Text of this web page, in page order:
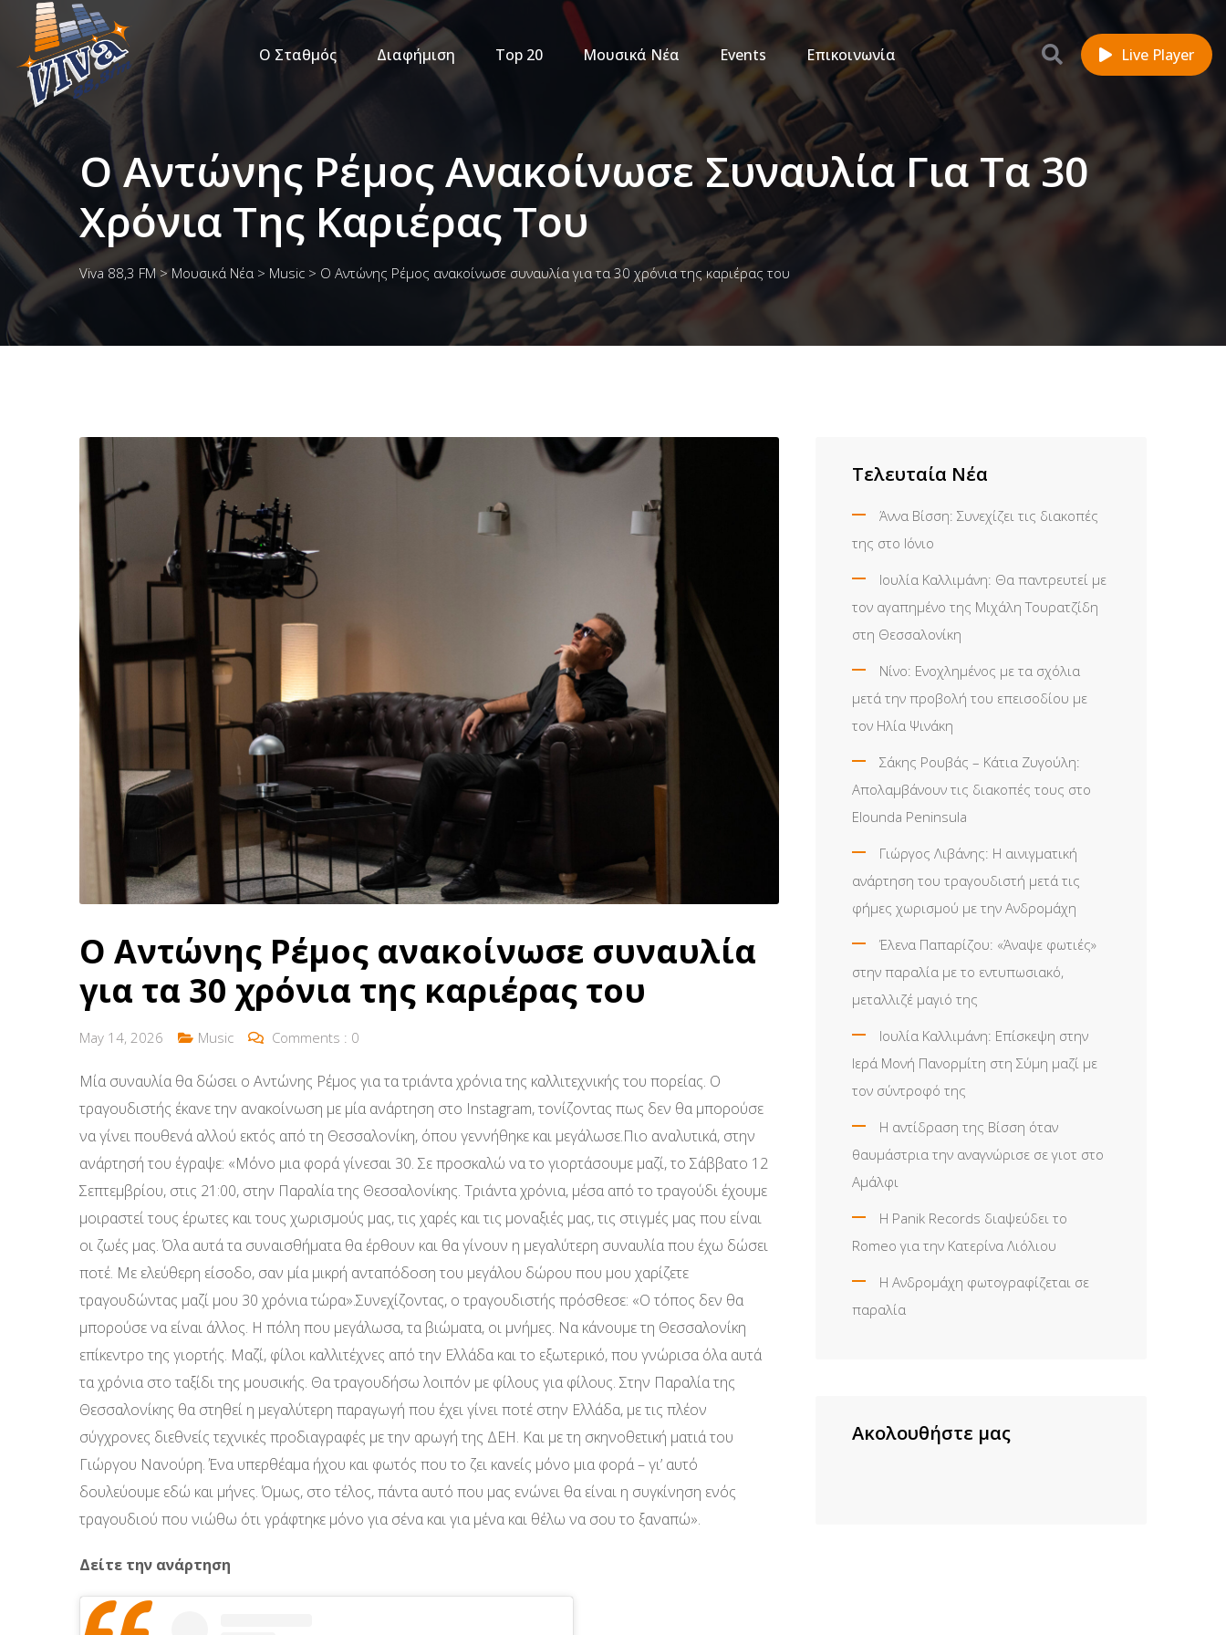
Ο Σταθμός Διαφήμιση Top 20 Μουσικά Νέα Events Επικοινωνία Live Player
Ο Αντώνης Ρέμος Ανακοίνωσε Συναυλία Για Τα 30
Χρόνια Της Καριέρας Του
Viva 88,3 FM> Μουσικά Νέα > Music > Ο Αντώνης Ρέμος ανακοίνωσε συναυλία για τα 30 χρόνια της καριέρας του
Ο Αντώνης Ρέμος ανακοίνωσε συναυλία
για τα 30 χρόνια της καριέρας του
May 14, 2026 Music Comments : 0
Μία συναυλία θα δώσει ο Αντώνης Ρέμος για τα τριάντα χρόνια της καλλιτεχνικής του πορείας. Ο
τραγουδιστής έκανε την ανακοίνωση με μία ανάρτηση στο Instagram, τονίζοντας πως δεν θα μπορούσε
να γίνει πουθενά αλλού εκτός από τη Θεσσαλονίκη, όπου γεννήθηκε και μεγάλωσε.Πιο αναλυτικά, στην
ανάρτησή του έγραψε: «Μόνο μια φορά γίνεσαι 30. Σε προσκαλώ να το γιορτάσουμε μαζί, το Σάββατο 12
Σεπτεμβρίου, στις 21:00, στην Παραλία της Θεσσαλονίκης. Τριάντα χρόνια, μέσα από το τραγούδι έχουμε
μοιραστεί τους έρωτες και τους χωρισμούς μας, τις χαρές και τις μοναξιές μας, τις στιγμές μας που είναι
οι ζωές μας. Όλα αυτά τα συναισθήματα θα έρθουν και θα γίνουν η μεγαλύτερη συναυλία που έχω δώσει
ποτέ. Με ελεύθερη είσοδο, σαν μία μικρή ανταπόδοση του μεγάλου δώρου που μου χαρίζετε
τραγουδώντας μαζί μου 30 χρόνια τώρα».Συνεχίζοντας, ο τραγουδιστής πρόσθεσε: «Ο τόπος δεν θα
μπορούσε να είναι άλλος. Η πόλη που μεγάλωσα, τα βιώματα, οι μνήμες. Να κάνουμε τη Θεσσαλονίκη
επίκεντρο της γιορτής. Μαζί, φίλοι καλλιτέχνες από την Ελλάδα και το εξωτερικό, που γνώρισα όλα αυτά
τα χρόνια στο ταξίδι της μουσικής. Θα τραγουδήσω λοιπόν με φίλους για φίλους. Στην Παραλία της
Θεσσαλονίκης θα στηθεί η μεγαλύτερη παραγωγή που έχει γίνει ποτέ στην Ελλάδα, με τις πλέον
σύγχρονες διεθνείς τεχνικές προδιαγραφές με την αρωγή της ΔΕΗ. Και με τη σκηνοθετική ματιά του
Γιώργου Νανούρη. Ένα υπερθέαμα ήχου και φωτός που το ζει κανείς μόνο μια φορά – γι’ αυτό
δουλεύουμε εδώ και μήνες. Όμως, στο τέλος, πάντα αυτό που μας ενώνει θα είναι η συγκίνηση ενός
τραγουδιού που νιώθω ότι γράφτηκε μόνο για σένα και για μένα και θέλω να σου το ξαναπώ».
Δείτε την ανάρτηση
Τελευταία Νέα
Άννα Βίσση: Συνεχίζει τις διακοπές
της στο Ιόνιο
Ιουλία Καλλιμάνη: Θα παντρευτεί με
τον αγαπημένο της Μιχάλη Τουρατζίδη
στη Θεσσαλονίκη
Νίνο: Ενοχλημένος με τα σχόλια
μετά την προβολή του επεισοδίου με
τον Ηλία Ψινάκη
Σάκης Ρουβάς – Κάτια Ζυγούλη:
Απολαμβάνουν τις διακοπές τους στο
Elounda Peninsula
Γιώργος Λιβάνης: Η αινιγματική
ανάρτηση του τραγουδιστή μετά τις
φήμες χωρισμού με την Ανδρομάχη
Έλενα Παπαρίζου: «Άναψε φωτιές»
στην παραλία με το εντυπωσιακό,
μεταλλιζέ μαγιό της
Ιουλία Καλλιμάνη: Επίσκεψη στην
Ιερά Μονή Πανορμίτη στη Σύμη μαζί με
τον σύντροφό της
Η αντίδραση της Βίσση όταν
θαυμάστρια την αναγνώρισε σε γιοτ στο
Αμάλφι
Η Panik Records διαψεύδει το
Romeo για την Κατερίνα Λιόλιου
Η Ανδρομάχη φωτογραφίζεται σε
παραλία
Ακολουθήστε μας